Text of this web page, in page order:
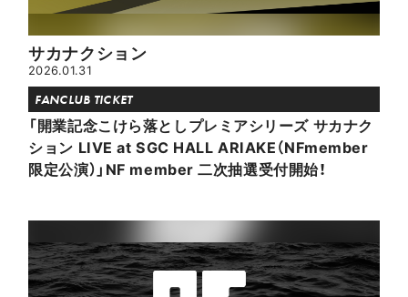
サカナクション
2026.01.31
FANCLUB TICKET
「開業記念こけら落としプレミアシリーズ サカナク
ション LIVE at SGC HALL ARIAKE（NFmember
限定公演）」NF member 二次抽選受付開始！